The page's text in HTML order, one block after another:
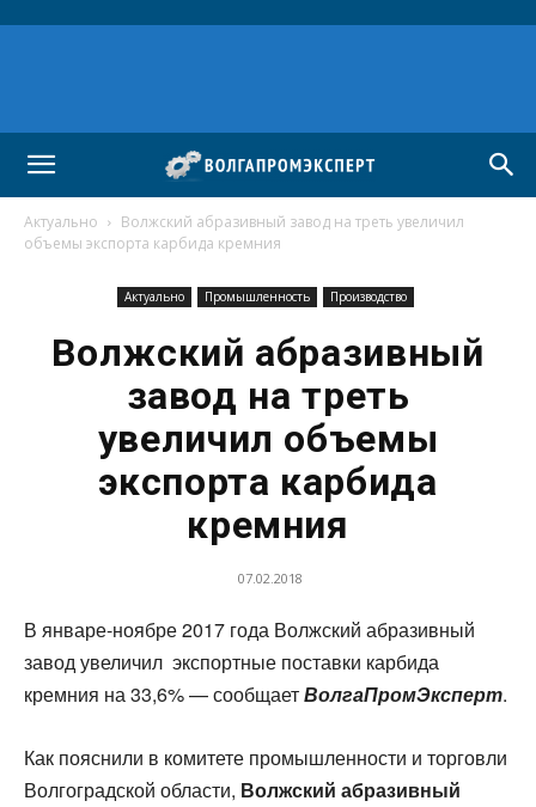
Актуально
Волжский абразивный завод на треть увеличил
объемы экспорта карбида кремния
Актуально Промышленность Производство
Волжский абразивный
завод на треть
увеличил объемы
экспорта карбида
кремния
07.02.2018
В январе-ноябре 2017 года Волжский абразивный
завод увеличил экспортные поставки карбида
кремния на 33,6% — сообщаетВолгаПромЭксперт.
Как пояснили в комитете промышленности и торговли
Волгоградской области, Волжский абразивный